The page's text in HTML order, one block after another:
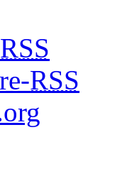
RSS
RSS